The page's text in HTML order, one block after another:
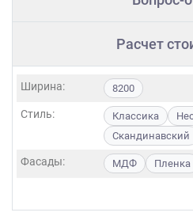
Расчет
Ширина: 8200
Стиль: Классика
Скандинавский
Фасады: МДФ Пленка